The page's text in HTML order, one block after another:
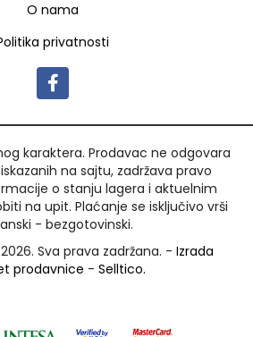
O nama
privatnosti
karaktera. Prodavac ne odgovara
na sajtu, zadržava pravo
o stanju lagera i aktuelnim
na upit. Plaćanje se isključivo vrši
- bezgotovinski.
2026. Sva prava zadržana. - Izrada
prodavnice - Selltico.